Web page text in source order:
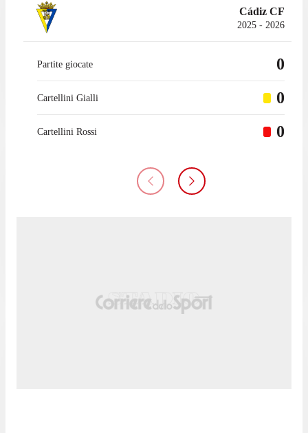
Cádiz CF
2025 - 2026
Partite giocate 0
Cartellini Gialli 0
Cartellini Rossi 0